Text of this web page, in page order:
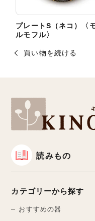
プレートS（ネコ）〈
ルモフル〉
買い物を続ける
読みもの
カテゴリーから探す
おすすめの器